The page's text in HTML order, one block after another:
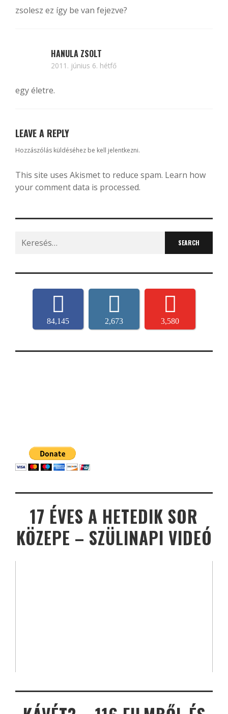
zsolesz ez így be van fejezve?
HANULA ZSOLT
2011. június 6. hétfő
egy életre.
LEAVE A REPLY
Hozzászólás küldéséhez be kell jelentkezni.
This site uses Akismet to reduce spam. Learn how
your comment data is processed.
Search
for:
84,145 2,673 3,580
17 ÉVES A HETEDIK SOR
KÖZEPE – SZÜLINAPI VIDEÓ